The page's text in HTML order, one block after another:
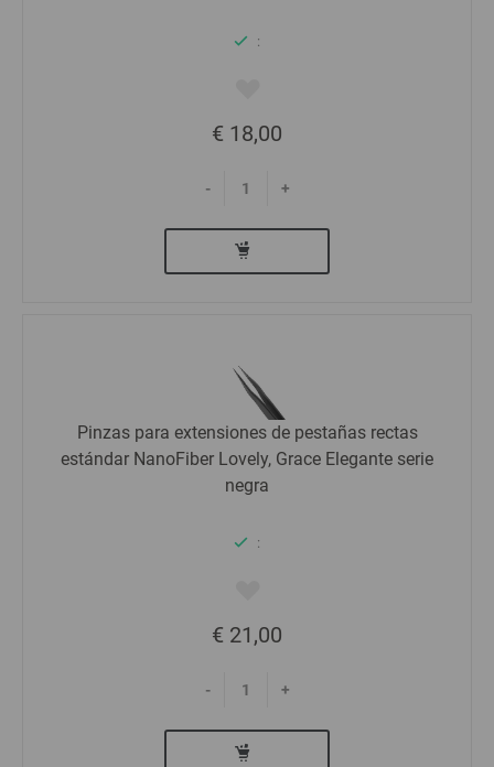
:
€ 18,00
- +
Pinzas para extensiones de pestañas rectas
estándar NanoFiber Lovely, Grace Elegante serie
negra
:
€ 21,00
- +